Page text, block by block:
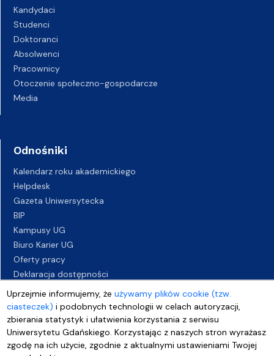
Uprzejmie informujemy, żeużywamy plików cookie (tzw.
ciasteczek) i podobnych technologii w celach autoryzacji,
zbierania statystyk i ułatwienia korzystania z serwisu
Uniwersytetu Gdańskiego. Korzystając z naszych stron wyrażasz
zgodę na ich użycie, zgodnie z aktualnymi ustawieniami Twojej
Kandydaci
Studenci
Doktoranci
Absolwenci
Pracownicy
Otoczenie społeczno-gospodarcze
Media
Odnośniki
Kalendarz roku akademickiego
Helpdesk
Gazeta Uniwersytecka
BIP
Kampusy UG
Biuro Karier UG
Oferty pracy
Deklaracja dostępności